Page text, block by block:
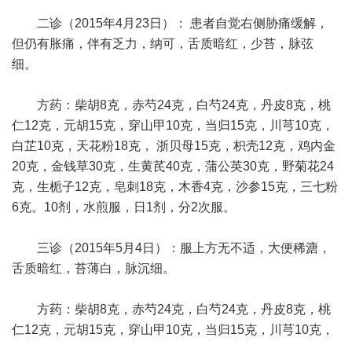
二诊（2015年4月23日）： 患者自觉右侧胁痛缓解，
但仍有胀痛，伴有乏力，纳可，舌质暗红，少苔，脉弦
细。
方药：柴胡8克，赤芍24克，白芍24克，丹皮8克，桃
仁12克，元胡15克，穿山甲10克，当归15克，川芎10克，
白芷10克，天花粉18克， 浙贝母15克，枳壳12克，鸡内金
20克，金钱草30克，生黄芪40克，蒲公英30克，野菊花24
克，生栀子12克，皂刺18克，木香4克，沙参15克，三七粉
6克。10剂，水煎服，日1剂，分2次服。
三诊（2015年5月4日）：服上方无不适，大便稀溏，
舌质暗红，苔薄白，脉沉细。
方药：柴胡8克，赤芍24克，白芍24克，丹皮8克，桃
仁12克，元胡15克，穿山甲10克，当归15克，川芎10克，